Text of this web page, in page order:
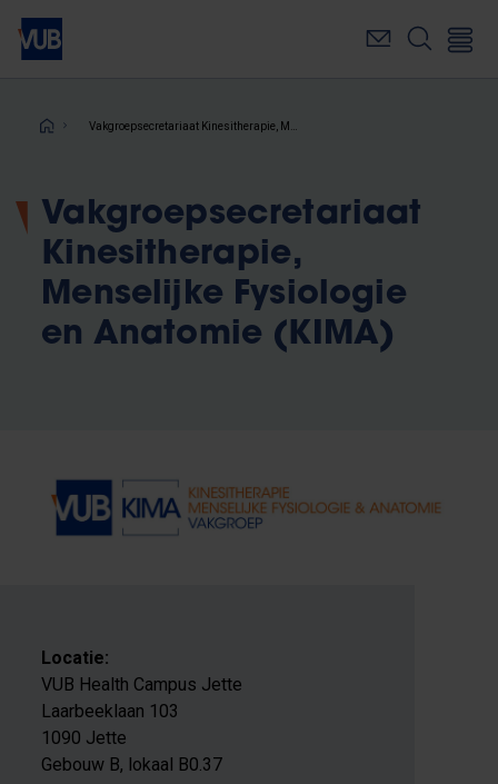
Overslaan
naar
inhoudKruimelpad
Vakgroepsecretariaat
Kinesitherapie,
Menselijke Fysiologie
en Anatomie (KIMA)
Locatie:
VUB Health Campus Jette
Laarbeeklaan 103
1090 Jette
Gebouw B, lokaal B0.37